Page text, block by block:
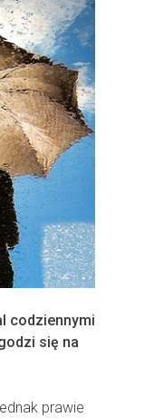
codziennymi
się na
prawie